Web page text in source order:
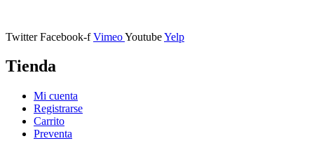
Twitter Facebook-f VimeoYoutubeYelp
Tienda
Mi cuenta
Registrarse
Carrito
Preventa